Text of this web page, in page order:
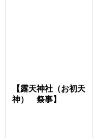
【露天神社（お初天
神） 祭事】